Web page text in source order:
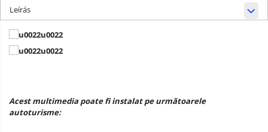
Leírás
Acest multimedia poate fi instalat pe următoarele
autoturisme: